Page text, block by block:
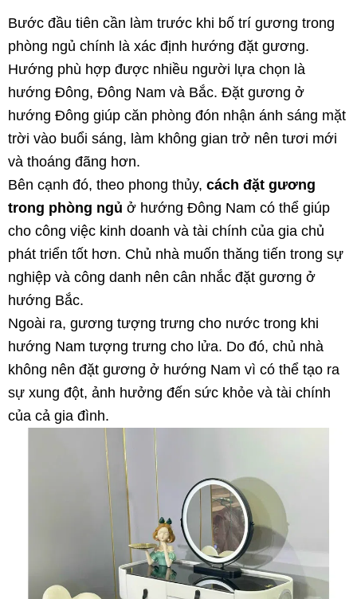
Bước đầu tiên cần làm trước khi bố trí gương trong
phòng ngủ chính là xác định hướng đặt gương.
Hướng phù hợp được nhiều người lựa chọn là
hướng Đông, Đông Nam và Bắc. Đặt gương ở
hướng Đông giúp căn phòng đón nhận ánh sáng mặt
trời vào buổi sáng, làm không gian trở nên tươi mới
và thoáng đãng hơn.
Bên cạnh đó, theo phong thủy, cách đặt gương
trong phòng ngủ ở hướng Đông Nam có thể giúp
cho công việc kinh doanh và tài chính của gia chủ
phát triển tốt hơn. Chủ nhà muốn thăng tiến trong sự
nghiệp và công danh nên cân nhắc đặt gương ở
hướng Bắc.
Ngoài ra, gương tượng trưng cho nước trong khi
hướng Nam tượng trưng cho lửa. Do đó, chủ nhà
không nên đặt gương ở hướng Nam vì có thể tạo ra
sự xung đột, ảnh hưởng đến sức khỏe và tài chính
của cả gia đình.